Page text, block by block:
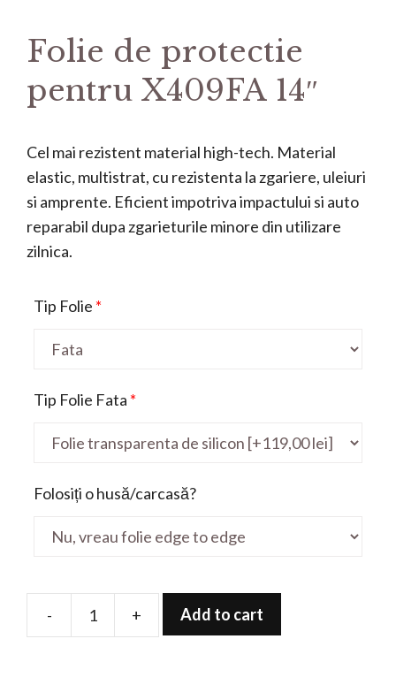
Folie de protectie
pentru X409FA 14″
Cel mai rezistent material high-tech. Material
elastic, multistrat, cu rezistenta la zgariere, uleiuri
si amprente. Eficient impotriva impactului si auto
reparabil dupa zgarieturile minore din utilizare
zilnica.
Tip Folie *
Tip Folie Fata *
Folosiți o husă/carcasă?
-
Folie
+ Add to cart